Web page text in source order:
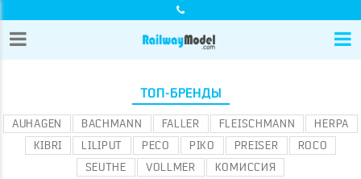
ТОП-БРЕНДЫ
AUHAGEN BACHMANN FALLER FLEISCHMANN
HERPA
KIBRI
LILIPUT PECO PIKO PREISER
ROCO
SEUTHE
VOLLMER КОМИССИЯ